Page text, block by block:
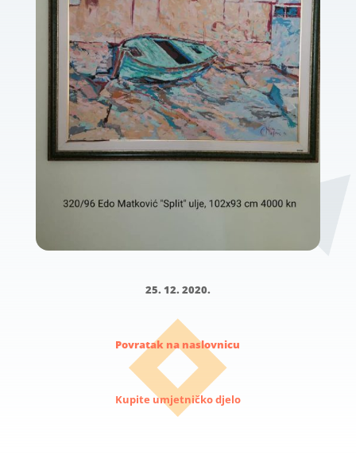
25. 12. 2020.
Povratak na naslovnicu
Kupite umjetničko djelo